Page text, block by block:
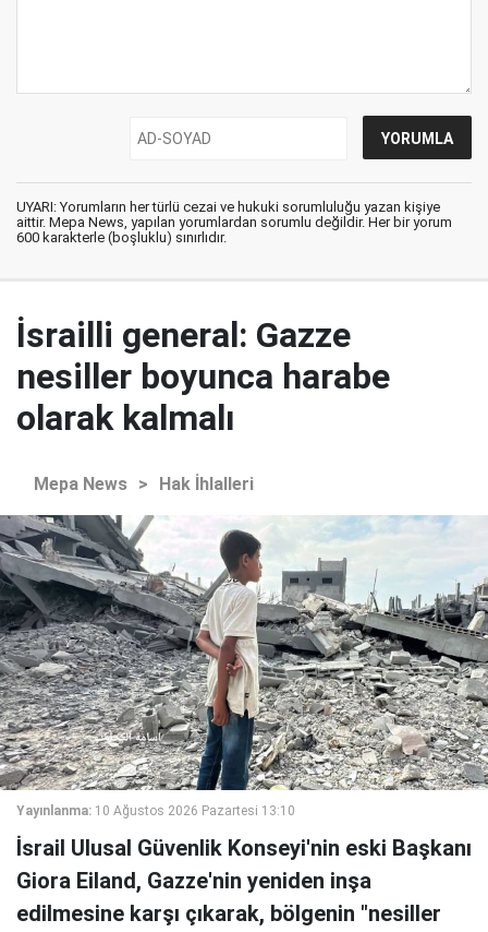
UYARI: Yorumların her türlü cezai ve hukuki sorumluluğu yazan kişiye
aittir. Mepa News, yapılan yorumlardan sorumlu değildir. Her bir yorum
600 karakterle (boşluklu) sınırlıdır.
İsrailli general: Gazze
nesiller boyunca harabe
olarak kalmalı
Mepa News > Hak İhlalleri
Yayınlanma: 10 Ağustos 2026 Pazartesi 13:10
İsrail Ulusal Güvenlik Konseyi'nin eski Başkanı
Giora Eiland, Gazze'nin yeniden inşa
edilmesine karşı çıkarak, bölgenin "nesiller